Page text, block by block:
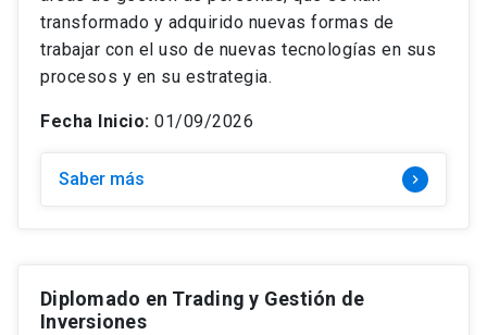
transformado y adquirido nuevas formas de
trabajar con el uso de nuevas tecnologías en sus
procesos y en su estrategia.
Fecha Inicio: 01/09/2026
Saber más keyboard_arrow_right
Diplomado en Trading y Gestión de
Inversiones